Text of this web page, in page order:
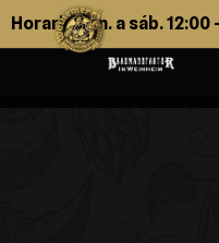
Horario: lun. a sáb.